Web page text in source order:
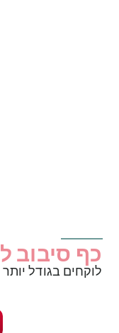
כף סיבוב
לוקחים בגודל